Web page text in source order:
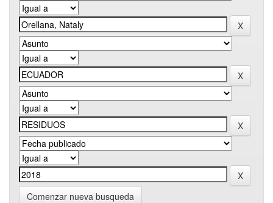
Comenzar nueva busqueda